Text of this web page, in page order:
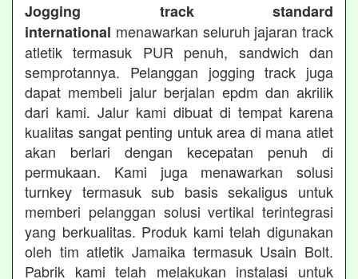
Jogging track standard
international menawarkan seluruh jajaran track
atletik termasuk PUR penuh, sandwich dan
semprotannya. Pelanggan jogging track juga
dapat membeli jalur berjalan epdm dan akrilik
dari kami. Jalur kami dibuat di tempat karena
kualitas sangat penting untuk area di mana atlet
akan berlari dengan kecepatan penuh di
permukaan. Kami juga menawarkan solusi
turnkey termasuk sub basis sekaligus untuk
memberi pelanggan solusi vertikal terintegrasi
yang berkualitas. Produk kami telah digunakan
oleh tim atletik Jamaika termasuk Usain Bolt.
Pabrik kami telah melakukan instalasi untuk